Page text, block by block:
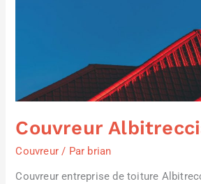
Couvreur
Couvreur / Par brian
Couvreur entreprise de toiture